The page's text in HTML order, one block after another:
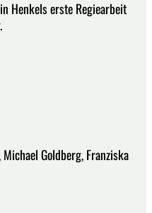
Henkels erste Regiearbeit
Goldberg, Franziska